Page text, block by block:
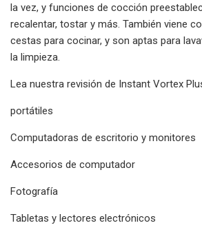
la vez, y funciones de cocción
recalentar, tostar y más. También viene
cestas para cocinar, y son aptas para
la limpieza.
Lea nuestra revisión de Instant Vortex
portátiles
Computadoras de escritorio y monitores
Accesorios de computador
Fotografía
Tabletas y lectores electrónicos